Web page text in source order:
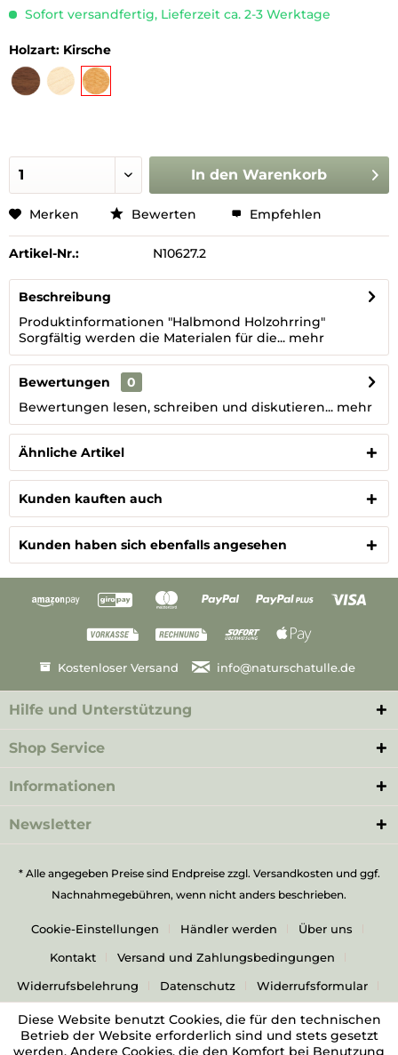
Sofort versandfertig, Lieferzeit ca. 2-3 Werktage
Holzart: Kirsche
In den Warenkorb
Merken Bewerten Empfehlen
Artikel-Nr.: N10627.2
Beschreibung
Produktinformationen "Halbmond Holzohrring"
Sorgfältig werden die Materialen für die... mehr
Bewertungen
0
Bewertungen lesen, schreiben und diskutieren... mehr
Ähnliche Artikel
Kunden kauften auch
Kunden haben sich ebenfalls angesehen
Kostenloser Versand info@naturschatulle.de
Hilfe und Unterstützung
Shop Service
Informationen
Newsletter
* Alle angegeben Preise sind Endpreise zzgl. Versandkostenund ggf.
Nachnahmegebühren, wenn nicht anders beschrieben.
Cookie-Einstellungen Händler werden
Über uns
Kontakt
Versand und Zahlungsbedingungen
Widerrufsbelehrung
Datenschutz
Widerrufsformular
AGB
Impressum
Diese Website benutzt Cookies, die für den technischen
Betrieb der Website erforderlich sind und stets gesetzt
werden. Andere Cookies, die den Komfort bei Benutzung